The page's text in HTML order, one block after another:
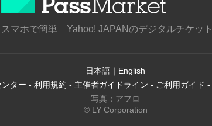
スマホで簡単 Yahoo! JAPANのデジタルチケット
日本語 ｜ English
ター - 利用規約 - 主催者ガイドライン - ご利用ガイド -
写真：アフロ
© LY Corporation